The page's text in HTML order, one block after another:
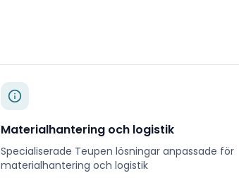
Materialhantering och logistik
Specialiserade Teupen lösningar anpassade för
materialhantering och logistik